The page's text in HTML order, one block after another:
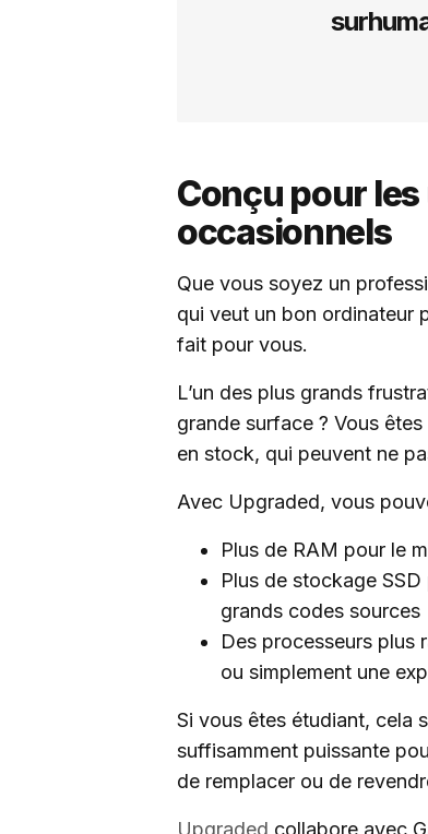
Conçu pour
occasionnels
Que vous soyez un
qui veut un bon ordinateur
fait pour vous.
L’un des plus grands
grande surface ? Vous
en stock, qui peuvent ne
Avec Upgraded, vous
Plus de RAM pour le
Plus de stockage
grands codes sources
Des processeurs plus
ou simplement une
Si vous êtes étudiant, cela
suffisamment puissante
de remplacer ou de
Upgraded collabore avec